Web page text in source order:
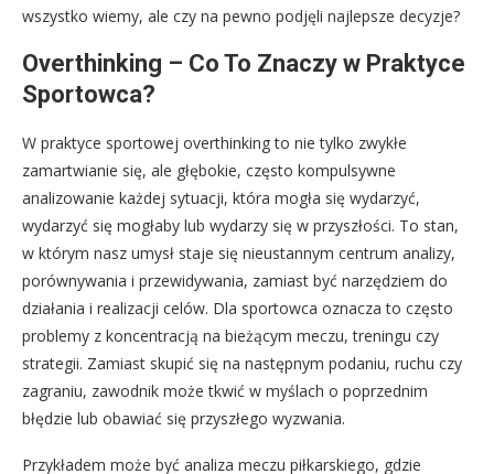
wszystko wiemy, ale czy na pewno podjęli najlepsze decyzje?
Overthinking – Co To Znaczy w Praktyce
Sportowca?
W praktyce sportowej overthinking to nie tylko zwykłe
zamartwianie się, ale głębokie, często kompulsywne
analizowanie każdej sytuacji, która mogła się wydarzyć,
wydarzyć się mogłaby lub wydarzy się w przyszłości. To stan,
w którym nasz umysł staje się nieustannym centrum analizy,
porównywania i przewidywania, zamiast być narzędziem do
działania i realizacji celów. Dla sportowca oznacza to często
problemy z koncentracją na bieżącym meczu, treningu czy
strategii. Zamiast skupić się na następnym podaniu, ruchu czy
zagraniu, zawodnik może tkwić w myślach o poprzednim
błędzie lub obawiać się przyszłego wyzwania.
Przykładem może być analiza meczu piłkarskiego, gdzie